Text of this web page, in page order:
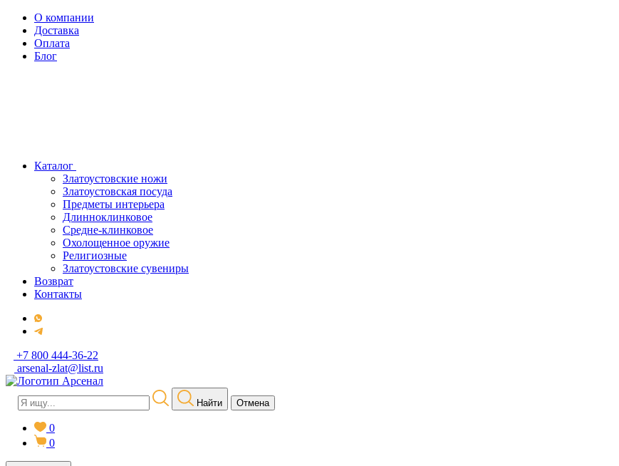
О компании
Доставка
Оплата
Блог
Каталог
Златоустовские ножи
Златоустовская посуда
Предметы интерьера
Длинноклинковое
Средне-клинковое
Охолощенное оружие
Религиозные
Златоустовские сувениры
Возврат
Контакты
+7 800 444-36-22
arsenal-zlat@list.ru
Найти Отмена
0
0